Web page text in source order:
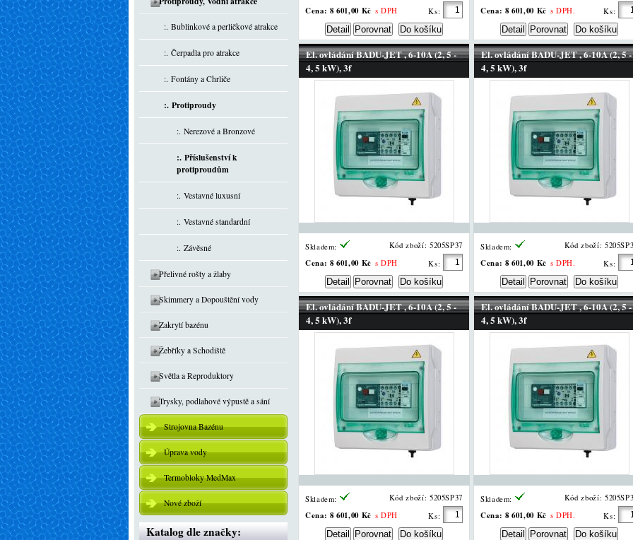
:. Bublinkové a perličkové atrakce
:. Čerpadla pro atrakce
:. Fontány a Chrliče
:. Protiproudy
:. Nerezové a Bronzové
:. Příslušenství k
protiproudům
:. Vestavné luxusní
:. Vestavné standardní
:. Závěsné
Přelivné rošty a žlaby
Skimmery a Dopouštění vody
Zakrytí bazénu
Žebříky a Schodiště
Světla a Reproduktory
Trysky, podlahové výpustě a sání
Strojovna Bazénu
Úprava vody
Termobloky MedMax
Nové zboží
Katalog dle značky:
Cena: 8 601,00 Kč s DPH Ks: Cena: 8 601,00 Kč s DPH. Ks:
El. ovládání BADU-JET , 6-10A (2, 5 -
4, 5 kW), 3f
El. ovládání BADU-JET , 6-10A (2, 5 -
4, 5 kW), 3f
Skladem: Kód zboží: 5205SP37
Cena: 8 601,00 Kč s DPH Ks:
Skladem: Kód zboží:
Cena: 8 601,00 Kč s DPH. Ks:
El. ovládání BADU-JET , 6-10A (2, 5 -
4, 5 kW), 3f
El. ovládání BADU-JET , 6-10A (2, 5 -
4, 5 kW), 3f
Skladem: Kód zboží: 5205SP37
Cena: 8 601,00 Kč s DPH Ks:
Skladem: Kód zboží:
Cena: 8 601,00 Kč s DPH. Ks: